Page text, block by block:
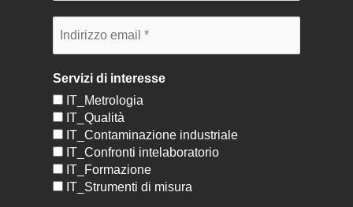
Servizi di interesse
IT_Metrologia
IT_Qualità
IT_Contaminazione industriale
IT_Confronti intelaboratorio
IT_Formazione
IT_Strumenti di misura